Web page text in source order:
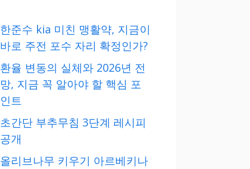
한준수 kia 미친 맹활약, 지금이
바로 주전 포수 자리 확정인가?
환율 변동의 실체와 2026년 전
망, 지금 꼭 알아야 할 핵심 포
인트
초간단 부추무침 3단계 레시피
공개
올리브나무 키우기 아르베키나